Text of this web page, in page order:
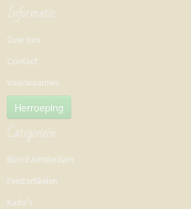
Informatie
Over ons
Contact
Voorwaarden
Herroeping
Categorieën
Blond Amsterdam
Feestartikelen
Kado's